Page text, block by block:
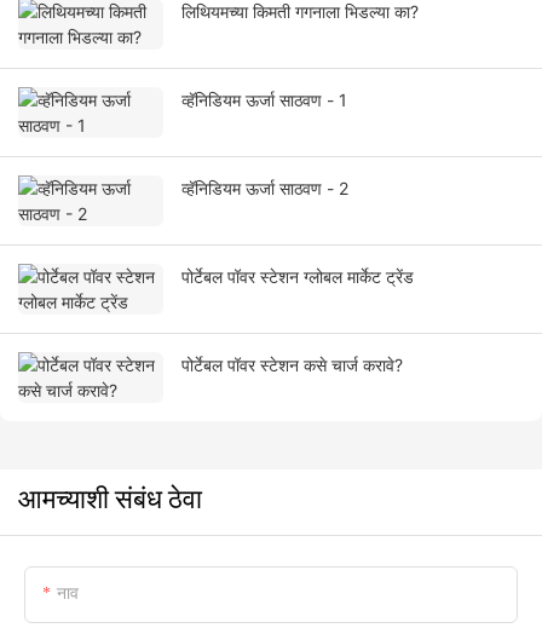
लिथियमच्या किमती गगनाला भिडल्या का?
व्हॅनिडियम ऊर्जा साठवण - 1
व्हॅनिडियम ऊर्जा साठवण - 2
पोर्टेबल पॉवर स्टेशन ग्लोबल मार्केट ट्रेंड
पोर्टेबल पॉवर स्टेशन कसे चार्ज करावे?
आमच्याशी संबंध ठेवा
नाव